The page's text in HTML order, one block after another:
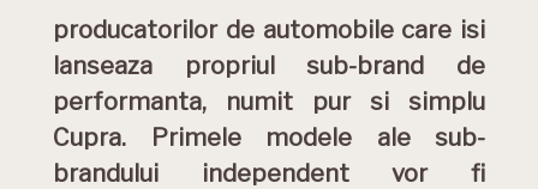
producatorilor de automobile care isi
lanseaza propriul sub-brand de
performanta, numit pur si simplu
Cupra. Primele modele ale sub-
brandului independent vor fi